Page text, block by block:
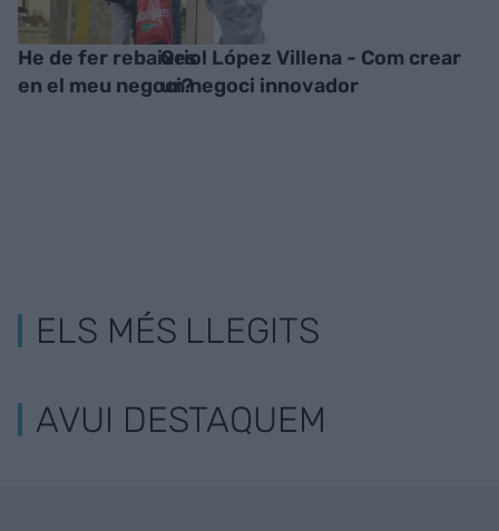
He de fer rebaixes
en el meu negoci?
Oriol López Villena - Com crear
un negoci innovador
ELS MÉS LLEGITS
AVUI DESTAQUEM